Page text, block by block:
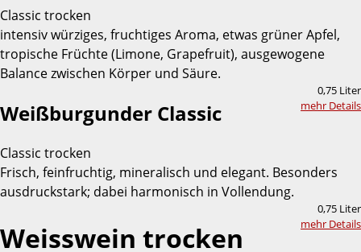
Classic trocken
intensiv würziges, fruchtiges Aroma, etwas grüner Apfel,
tropische Früchte (Limone, Grapefruit), ausgewogene
Balance zwischen Körper und Säure.
0,75 Liter
mehr Details
Weißburgunder Classic
Classic trocken
Frisch, feinfruchtig, mineralisch und elegant. Besonders
ausdruckstark; dabei harmonisch in Vollendung.
0,75 Liter
mehr Details
Weisswein trocken